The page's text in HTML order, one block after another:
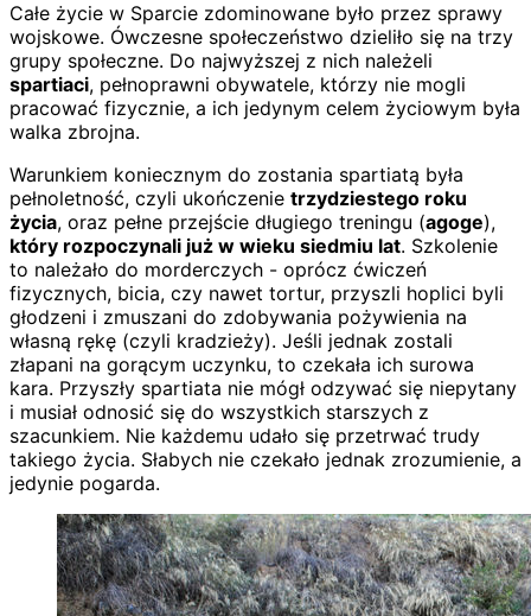
Całe życie w Sparcie zdominowane było przez sprawy
wojskowe. Ówczesne społeczeństwo dzieliło się na trzy
grupy społeczne. Do najwyższej z nich należeli
spartiaci, pełnoprawni obywatele, którzy nie mogli
pracować fizycznie, a ich jedynym celem życiowym była
walka zbrojna.
Warunkiem koniecznym do zostania spartiatą była
pełnoletność, czyli ukończenie trzydziestego roku
życia, oraz pełne przejście długiego treningu (agoge),
który rozpoczynali już w wieku siedmiu lat. Szkolenie
to należało do morderczych - oprócz ćwiczeń
fizycznych, bicia, czy nawet tortur, przyszli hoplici byli
głodzeni i zmuszani do zdobywania pożywienia na
własną rękę (czyli kradzieży). Jeśli jednak zostali
złapani na gorącym uczynku, to czekała ich surowa
kara. Przyszły spartiata nie mógł odzywać się niepytany
i musiał odnosić się do wszystkich starszych z
szacunkiem. Nie każdemu udało się przetrwać trudy
takiego życia. Słabych nie czekało jednak zrozumienie, a
jedynie pogarda.